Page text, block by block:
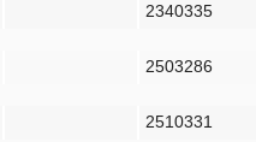
2340335
2503286
2510331